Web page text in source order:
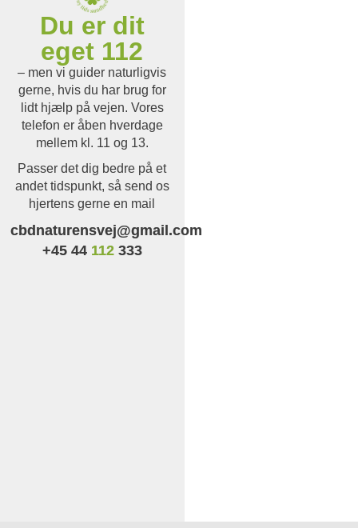
Du er dit
eget 112
– men vi guider naturligvis
gerne, hvis du har brug for
lidt hjælp på vejen. Vores
telefon er åben hverdage
mellem kl. 11 og 13.
Passer det dig bedre på et
andet tidspunkt, så send os
hjertens gerne en mail
cbdnaturensvej@gmail.com
+45 44 112333